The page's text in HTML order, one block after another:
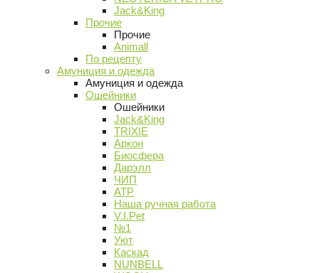
Jack&King
Прочие
Прочие
Animall
По рецепту
Амуниция и одежда
Амуниция и одежда
Ошейники
Ошейники
Jack&King
TRIXIE
Аркон
Биосфера
Дарэлл
ЧИП
АТР
Наша ручная работа
V.I.Pet
№1
Уют
Каскад
NUNBELL